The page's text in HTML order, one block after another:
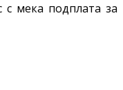
мека подплата за